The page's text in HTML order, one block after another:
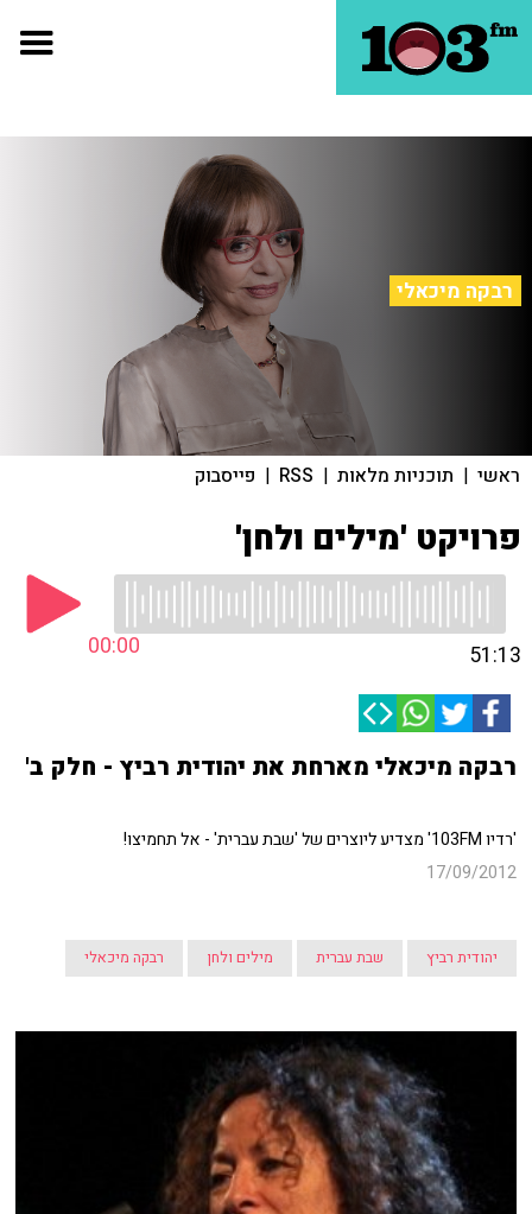
רבקה מיכאלי
ראשי | תוכניות מלאות |
RSS
| פייסבוק
פרויקט 'מילים ולחן'
00:00 51:13
רבקה מיכאלי מארחת את יהודית רביץ - חלק ב'
'רדיו 103FM' מצדיע ליוצרים של 'שבת עברית' - אל תחמיצו!
17/09/2012
יהודית רביץ שבת עברית מילים ולחן רבקה מיכאלי